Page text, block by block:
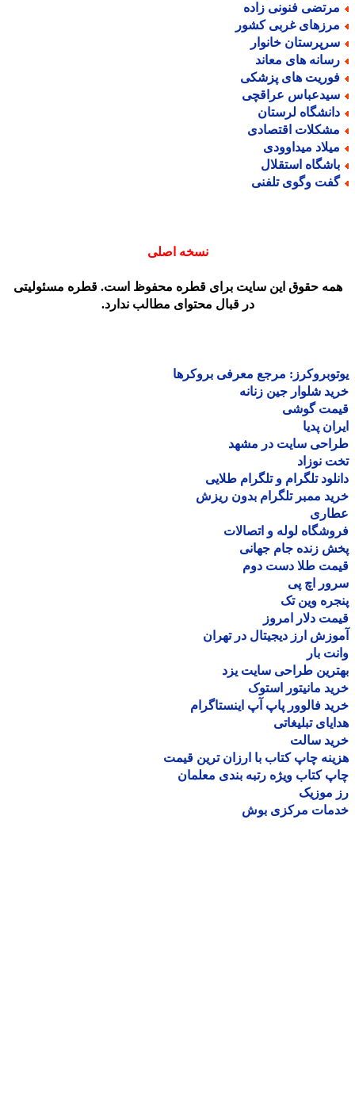
فنونی زاده
غربی کشور
خانوار
های معاند
های پزشکی
عراقچی
لرستان
اقتصادی
میداوودی
استقلال
وگوی تلفنی
نسخه اصلی
حقوق این سایت برای قطره محفوظ است. قطره مسئولیتی
در قبال محتوای مطالب ندارد.
مرجع معرفی بروکرها
شلوار جین زنانه
گوشی
پدیا
سایت در مشهد
نوزاد
تلگرام و تلگرام طلایی
ممبر تلگرام بدون ریزش
لوله و اتصالات
زنده جام جهانی
طلا دست دوم
اچ پی
وین تک
دلار امروز
ارز دیجیتال در تهران
بار
طراحی سایت یزد
مانیتور استوک
فالوور پاپ آپ اینستاگرام
تبلیغاتی
سالت
چاپ کتاب با ارزان ترین قیمت
کتاب ویژه رتبه بندی معلمان
موزیک
مرکزی بوش